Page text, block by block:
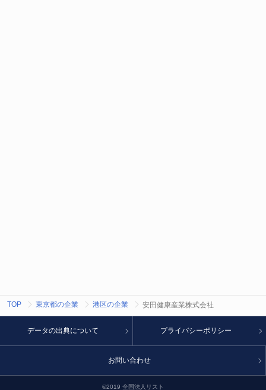
TOP 東京都の企業 港区の企業 安田健康産業株式会社
©2019 全国法人リスト
データの出典について プライバシーポリシー
お問い合わせ